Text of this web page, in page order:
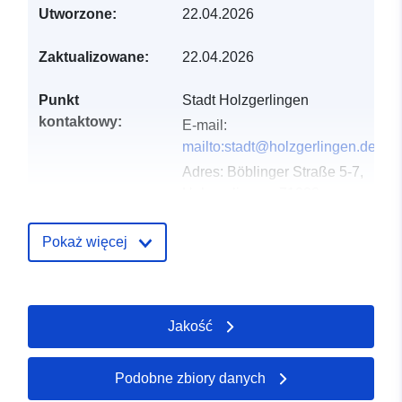
Utworzone: 22.04.2026
Zaktualizowane: 22.04.2026
Punkt
kontaktowy:
Stadt Holzgerlingen
E-mail:
mailto:stadt@holzgerlingen.de
Adres: Böblinger Straße 5-7,
Zapis katalogu: Dodany do data.europa.eu: 02
May 2026
Zaktualizowano dane.europa.eu:
25 July 2026
Pokaż więcej
Jakość
Podobne zbiory danych